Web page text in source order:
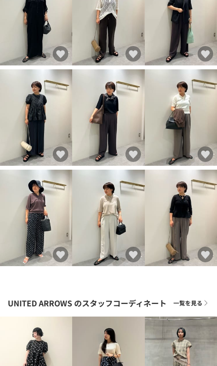
UNITED ARROWS のスタッフコーディネート 一覧を見る